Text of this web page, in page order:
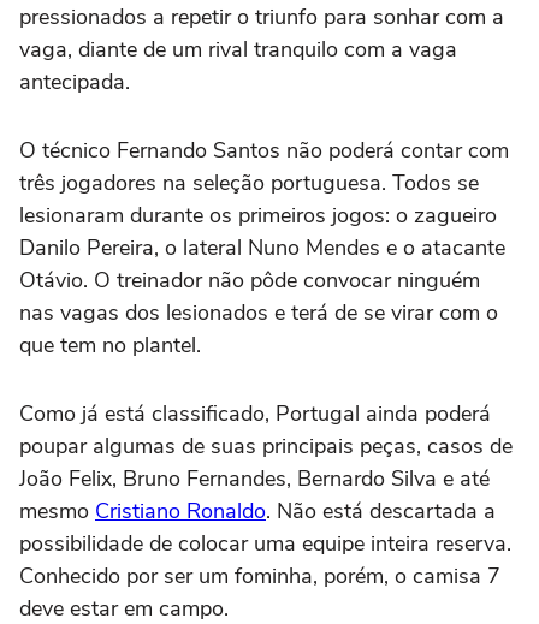
pressionados a repetir o triunfo para sonhar com a
vaga, diante de um rival tranquilo com a vaga
antecipada.
O técnico Fernando Santos não poderá contar com
três jogadores na seleção portuguesa. Todos se
lesionaram durante os primeiros jogos: o zagueiro
Danilo Pereira, o lateral Nuno Mendes e o atacante
Otávio. O treinador não pôde convocar ninguém
nas vagas dos lesionados e terá de se virar com o
que tem no plantel.
Como já está classificado, Portugal ainda poderá
poupar algumas de suas principais peças, casos de
João Felix, Bruno Fernandes, Bernardo Silva e até
mesmo Cristiano Ronaldo. Não está descartada a
possibilidade de colocar uma equipe inteira reserva.
Conhecido por ser um fominha, porém, o camisa 7
deve estar em campo.